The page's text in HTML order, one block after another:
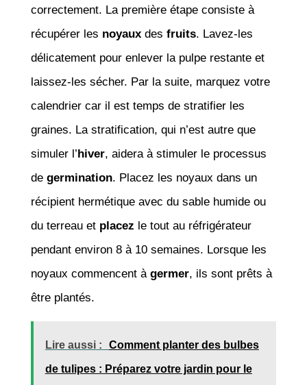
correctement. La première étape consiste à
récupérer les noyauxdes fruits. Lavez-les
délicatement pour enlever la pulpe restante et
laissez-les sécher. Par la suite, marquez votre
calendrier car il est temps de stratifier les
graines. La stratification, qui n’est autre que
simuler l’hiver, aidera à stimuler le processus
de germination. Placez les noyaux dans un
récipient hermétique avec du sable humide ou
du terreau et placez le tout au réfrigérateur
pendant environ 8 à 10 semaines. Lorsque les
noyaux commencent à germer, ils sont prêts à
être plantés.
Lire aussi : Comment planter des bulbes
de tulipes : Préparez votre jardin pour le